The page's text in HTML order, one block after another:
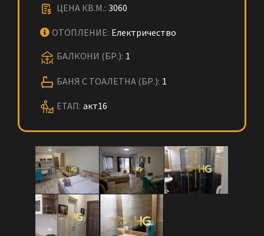
ЦЕНА КВ.М.: 3060
ОТОПЛЕНИЕ: Електричество
БАЛКОНИ (БР.): 1
БАНЯ С ТОАЛЕТНА (БР.): 1
ЕТАП: акт16